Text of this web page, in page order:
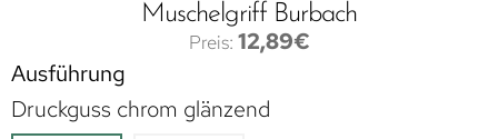
Muschelgriff Burbach
12,89€
Ausführung
Druckguss chrom glänzend